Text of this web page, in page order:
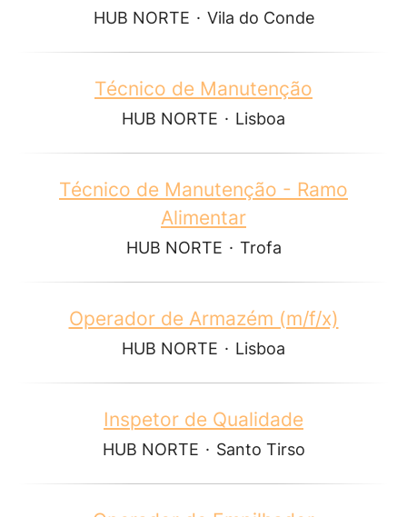
HUB NORTE · Vila do Conde
Técnico de Manutenção
HUB NORTE · Lisboa
Técnico de Manutenção - Ramo
Alimentar
HUB NORTE · Trofa
Operador de Armazém (m/f/x)
HUB NORTE · Lisboa
Inspetor de Qualidade
HUB NORTE · Santo Tirso